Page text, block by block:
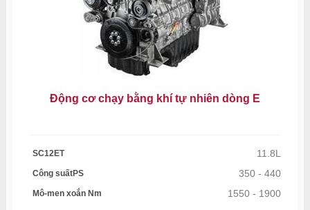
Động cơ chạy bằng khí tự nhiên dòng E
SC12ET 11.8L
Công suấtPS 350 - 440
Mô-men xoắn Nm 1550 - 1900